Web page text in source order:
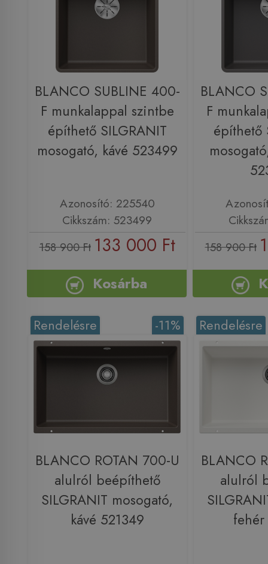
BLANCO SUBLINE 400-
F munkalappal szintbe
építhető SILGRANIT
mosogató, kávé 523499
Azonosító: 225540
Cikkszám: 523499
158 900 Ft 133 000 Ft
Kosárba
BLANCO
F
építhető
158 900 Ft
-11%
Rendelésre
BLANCO ROTAN 700-U
alulról beépíthető
SILGRANIT mosogató,
kávé 521349
Rendelésre
BLANCO
alulról